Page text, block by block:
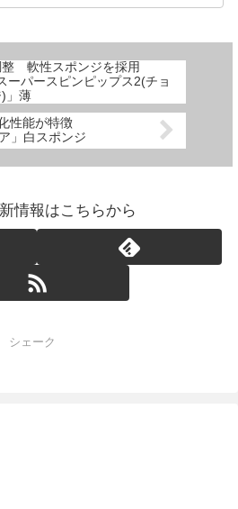
整 軟性スポンジを採用
ーパースピンピップス2(チョ
」薄
性能が特徴
」白スポンジ
情報はこちらから
シェーク